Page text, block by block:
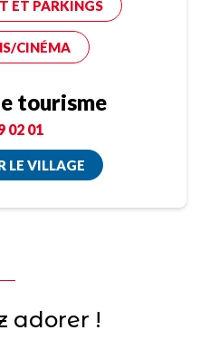
ET PARKINGS
CINÉMA
tourisme
02 01
LE VILLAGE
adorer !